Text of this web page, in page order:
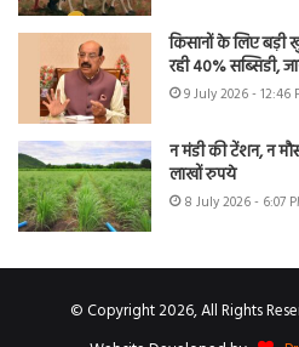
किसानों के लिए
रही 40% सब्सिडी,
9 July 2026 - 12:46
न मंडी की टेंशन, न
लाखों रुपये
8 July 2026 - 6:07
© Copyright 2026, All Rights